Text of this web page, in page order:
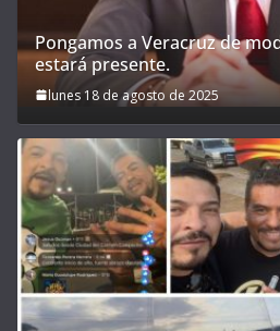
Pongamos a Veracruz de
estará presente.
lunes 18 de agosto de 2025